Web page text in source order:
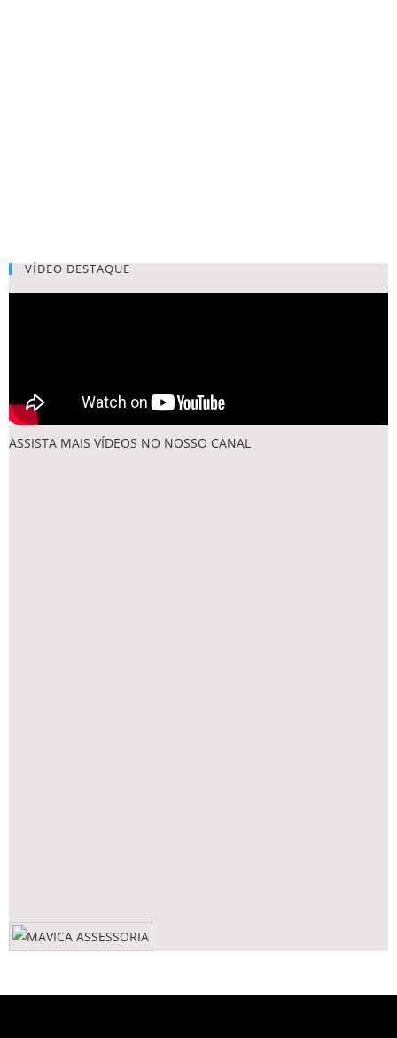
VÍDEO DESTAQUE
ASSISTA MAIS VÍDEOS NO NOSSO CANAL